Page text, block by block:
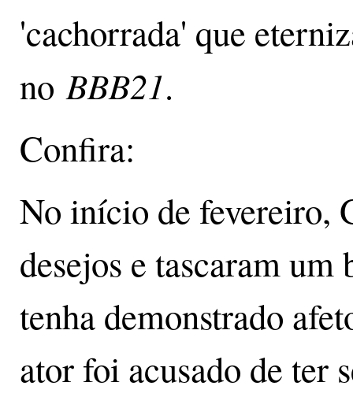
'cachorrada' que
noBBB21.
Confira:
No início de fevereiro,
desejos e tascaram
tenha demonstrado
ator foi acusado de ter